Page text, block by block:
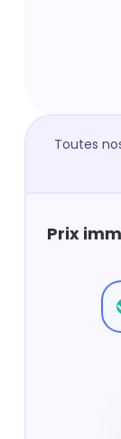
Toutes
Prix